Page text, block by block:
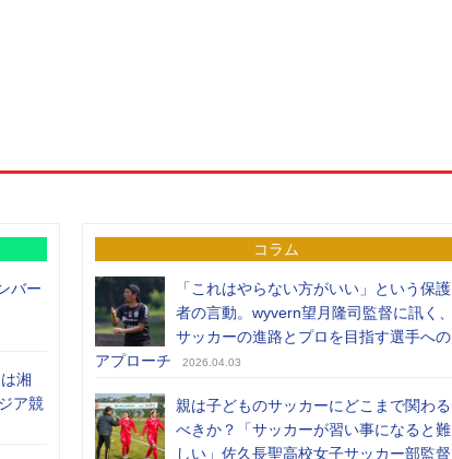
バー
湘
ア競
コラム
「これはやらない方がいい」という保護
者の言動。wyvern望月隆司監督に訊く、
サッカーの進路とプロを目指す選手への
アプローチ
2026.04.03
親は子どものサッカーにどこまで関わる
べきか？「サッカーが習い事になると難
しい」佐久長聖高校女子サッカー部監督